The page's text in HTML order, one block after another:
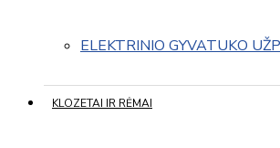
ELEKTRINIO GYVATUKO
KLOZETAI IR RĖMAI